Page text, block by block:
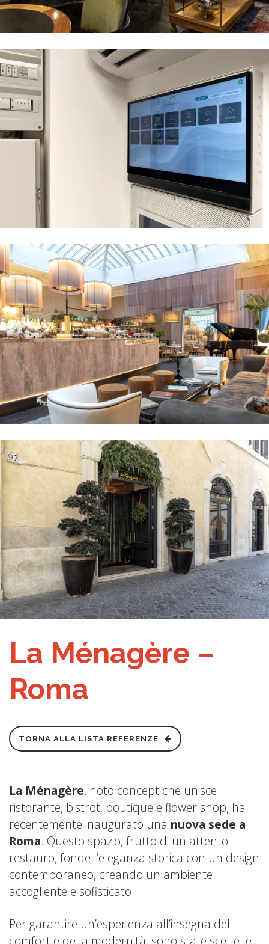
La Ménagère –
Roma
TORNA ALLA LISTA REFERENZE
La Ménagère, noto concept che unisce
ristorante, bistrot, boutique e flower shop, ha
recentemente inaugurato una nuova sede a
Roma. Questo spazio, frutto di un attento
restauro, fonde l’eleganza storica con un design
contemporaneo, creando un ambiente
accogliente e sofisticato.
Per garantire un’esperienza all’insegna del